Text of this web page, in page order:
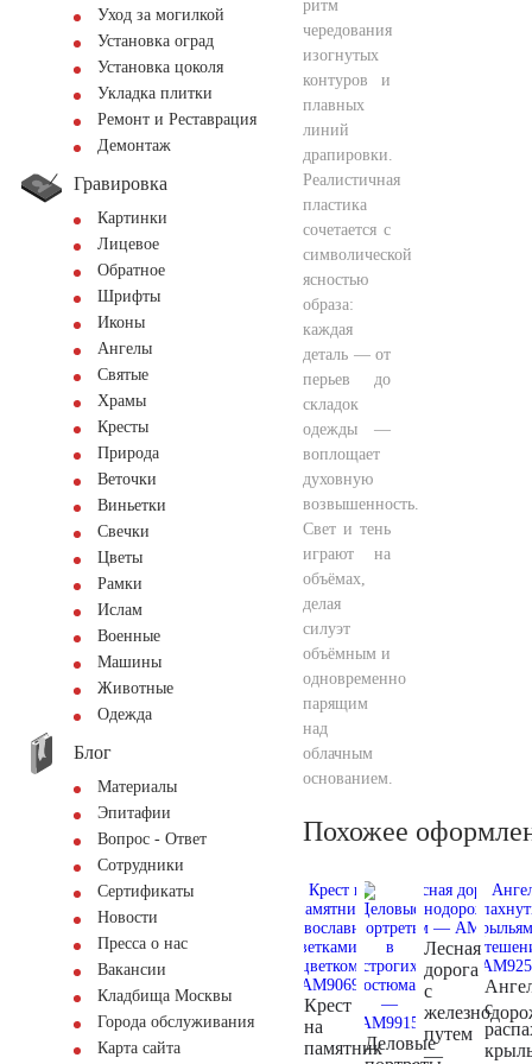
Уход за могилкой
Установка оград
Установка цоколя
Укладка плитки
Ремонт и Реставрация
Демонтаж
Гравировка
Картинки
Лицевое
Обратное
Шрифты
Иконы
Ангелы
Святые
Храмы
Кресты
Природа
Веточки
Виньетки
Свечки
Цветы
Рамки
Ислам
Военные
Машины
Животные
Одежда
Блог
Материалы
Эпитафии
Вопрос - Ответ
Сотрудники
Сертификаты
Новости
Пресса о нас
Вакансии
Кладбища Москвы
Города обслуживания
Карта сайта
ритм
чередования
изогнутых
контуров и
плавных
линий
драпировки.
Реалистичная
пластика
сочетается с
символической
ясностью
образа:
каждая
деталь — от
перьев до
складок
одежды —
воплощает
духовную
возвышенность.
Свет и тень
играют на
объёмах,
делая
силуэт
объёмным и
одновременно
парящим
над
облачным
основанием.
Похожее
Крест
на
памятникДеловые
Лесная
дорога
с
путем
—
с